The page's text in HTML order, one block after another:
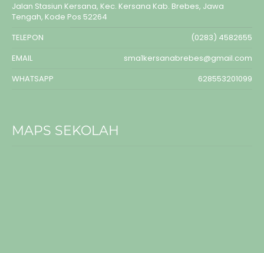
Jalan Stasiun Kersana, Kec. Kersana Kab. Brebes, Jawa
Tengah, Kode Pos 52264
TELEPON
(0283) 4582655
EMAIL
sma1kersanabrebes@gmail.com
WHATSAPP
628553201099
MAPS SEKOLAH